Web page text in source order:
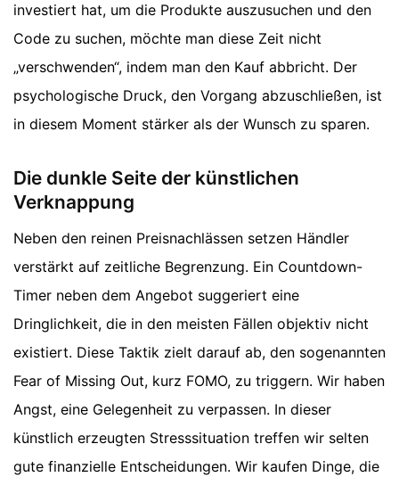
investiert hat, um die Produkte auszusuchen und den
Code zu suchen, möchte man diese Zeit nicht
„verschwenden“, indem man den Kauf abbricht. Der
psychologische Druck, den Vorgang abzuschließen, ist
in diesem Moment stärker als der Wunsch zu sparen.
Die dunkle Seite der künstlichen
Verknappung
Neben den reinen Preisnachlässen setzen Händler
verstärkt auf zeitliche Begrenzung. Ein Countdown-
Timer neben dem Angebot suggeriert eine
Dringlichkeit, die in den meisten Fällen objektiv nicht
existiert. Diese Taktik zielt darauf ab, den sogenannten
Fear of Missing Out, kurz FOMO, zu triggern. Wir haben
Angst, eine Gelegenheit zu verpassen. In dieser
künstlich erzeugten Stresssituation treffen wir selten
gute finanzielle Entscheidungen. Wir kaufen Dinge, die